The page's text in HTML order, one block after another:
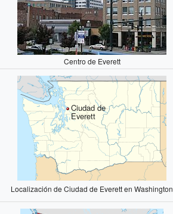
Centro de Everett
Ciudad de
Everett
Localización de Ciudad de Everett en Washington